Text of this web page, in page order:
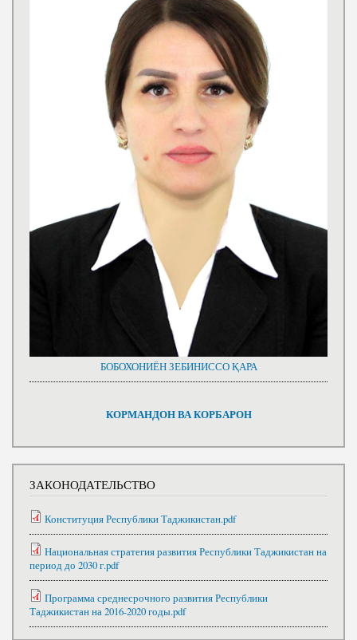
БОБОХОНИЁН ЗЕБИНИССО ҚАРА
КОРМАНДОН ВА КОРБАРОН
ЗАКОНОДАТЕЛЬСТВО
Конституция Республики Таджикистан.pdf
Национальная стратегия развития Республики Таджикистан на
период до 2030 г.pdf
Программа среднесрочного развития Республики
Таджикистан на 2016-2020 годы.pdf